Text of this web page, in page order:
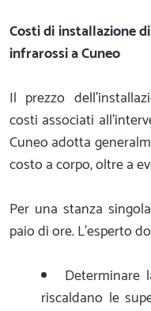
Costi di installazione
infrarossi a Cuneo
Il prezzo
costi associati
Cuneo adotta
costo a corpo, oltre a
Per una stanza
paio di ore. L’esperto
Determinare
riscaldano le